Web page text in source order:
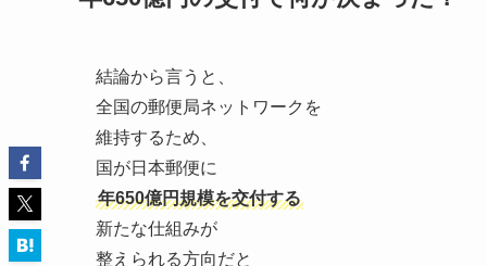
結論から言うと、
全国の郵便局ネットワークを
維持するため、
国が日本郵便に
年650億円規模を交付する
新たな仕組みが
整えられる方向だと